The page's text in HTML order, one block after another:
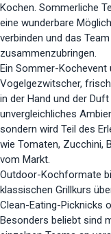
Kochen. Sommerliche
eine wunderbare
verbinden und das
zusammenzubringen.
Ein Sommer-
Vogelgezwitscher,
in der Hand und der
unvergleichliches
sondern wird Teil des
wie Tomaten, Zucchini,
vom Markt.
Outdoor-Kochformate
klassischen Grillkurs
Clean-Eating-Picknicks
Besonders beliebt sind